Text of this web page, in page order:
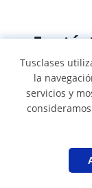
Guardar
©
Tusclases
la
servicios y